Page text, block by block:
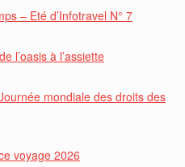
– Eté d’Infotravel N° 7
l’oasis à l’assiette
mondiale des droits des
voyage 2026